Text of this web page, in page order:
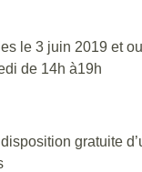
le 3 juin 2019 et
de 14h à19h
gratuite